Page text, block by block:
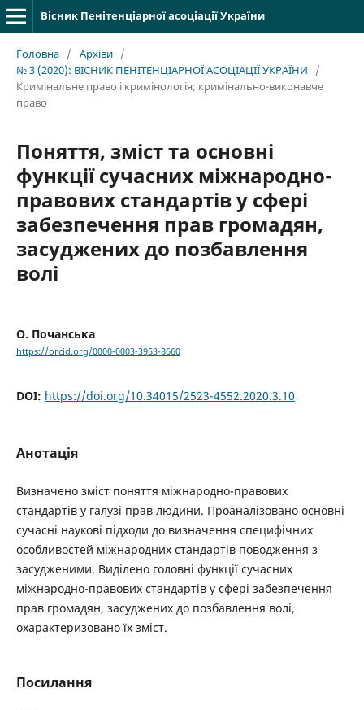
Вісник Пенітенціарної асоціації України
Головна / Архіви /
№ 3 (2020): ВІСНИК ПЕНІТЕНЦІАРНОЇ АСОЦІАЦІЇ УКРАЇНИ
/
Кримінальне право і кримінологія; кримінально-виконавче
право
Поняття, зміст та основні
функції сучасних міжнародно-
правових стандартів у сфері
забезпечення прав громадян,
засуджених до позбавлення
волі
О. Почанська
https://orcid.org/0000-0003-3953-8660
DOI: https://doi.org/10.34015/2523-4552.2020.3.10
Анотація
Визначено зміст поняття міжнародно-правових
стандартів у галузі прав людини. Проаналізовано основні
сучасні наукові підходи до визначення специфічних
особливостей міжнародних стандартів поводження з
засудженими. Виділено головні функції сучасних
міжнародно-правових стандартів у сфері забезпечення
прав громадян, засуджених до позбавлення волі,
охарактеризовано їх зміст.
Посилання